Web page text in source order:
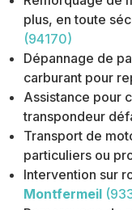
plus, en toute
(94170)
Dépannage de
carburant pour
Assistance pour
transpondeur
Transport de
particuliers ou
Intervention sur
Montfermeil